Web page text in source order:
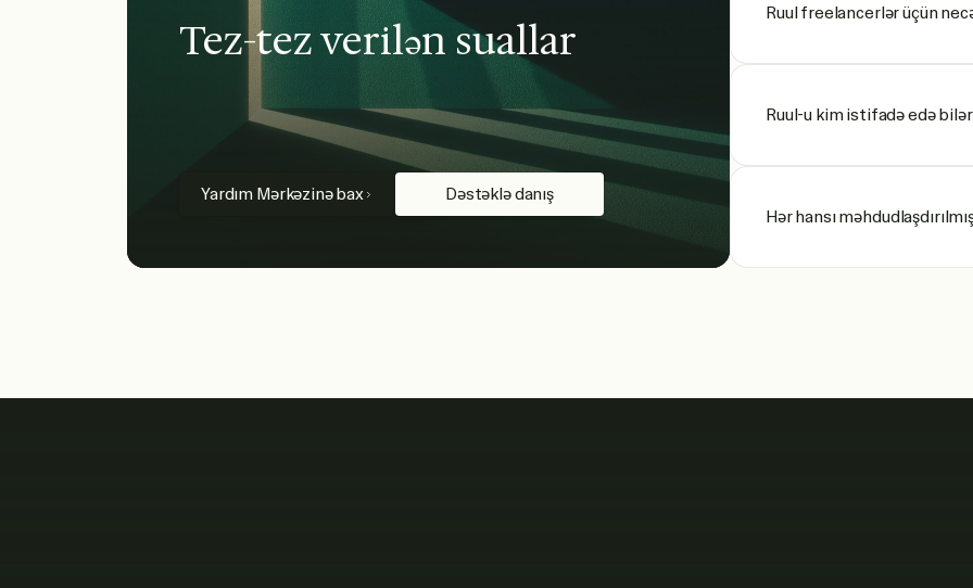
Tez-tez verilən suallar
Yardım Mərkəzinə bax Dəstəklə danış
Ruul freelancerlər üçün
Ruul-u kim istifadə edə
Hər hansı